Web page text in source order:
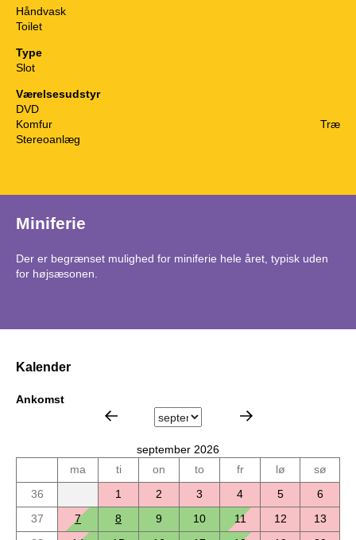
Håndvask
Toilet
Type
Slot
Værelsesudstyr
DVD
Komfur
Træ
Stereoanlæg
Miniferie
Der er begrænset mulighed for miniferie hele året, typisk uden
for højsæsonen.
Kalender
Ankomst
september 2026
ma
ti on to fr lø
sø
36
1 2 3 4 5
6
37
7 8 9 10 11 12
13